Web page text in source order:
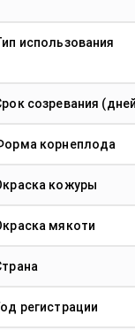
использования
созревания
корнеплода
кожуры
мякоти
регистрации